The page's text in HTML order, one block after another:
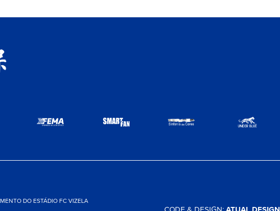
DO ESTÁDIO FC VIZELA